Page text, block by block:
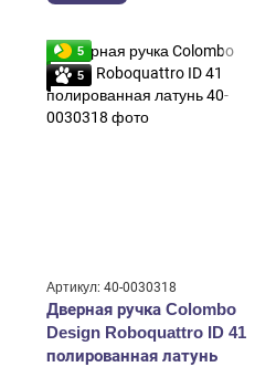
5
5
Артикул: 40-0030318
Дверная ручка Colombo
Design Roboquattro ID 41
полированная латунь